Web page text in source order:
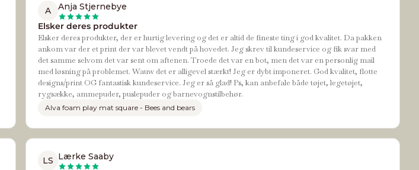
A
Anja Stjernebye
Elsker deres produkter
Elsker deres produkter, der er hurtig levering og det er altid de fineste ting i god kvalitet. Da pakken
ankom var der et print der var blevet vendt på hovedet. Jeg skrev til kundeservice og fik svar med
det samme selvom det var sent om aftenen. Troede det var en bot, men det var en personlig mail
med løsning på problemet. Wauw det er alligevel stærkt! Jeg er dybt imponeret. God kvalitet, flotte
designs/print OG fantastisk kundeservice. Jeg er så glad! Ps, kan anbefale både tøjet, legetøjet,
rygsække, ammepuder, puslepuder og barnevognstilbehør.
Alva foam play mat square - Bees and bears
LS Lærke Saaby